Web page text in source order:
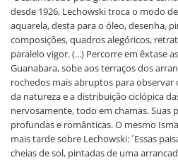
desde 1926, Lechowski troca o modo
aquarela, desta para o óleo, desenha,
composições, quadros alegóricos,
paralelo vigor. (...) Percorre em êxtase
Guanabara, sobe aos terraços dos
rochedos mais abruptos para
da natureza e a distribuição ciclópica
nervosamente, todo em chamas. Suas
profundas e românticas. O mesmo
mais tarde sobre Lechowski: ´Essas
cheias de sol, pintadas de uma